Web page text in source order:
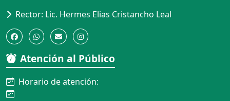
Rector: Lic. Hermes Elias Cristancho Leal
Atención al Público
Horario de atención: